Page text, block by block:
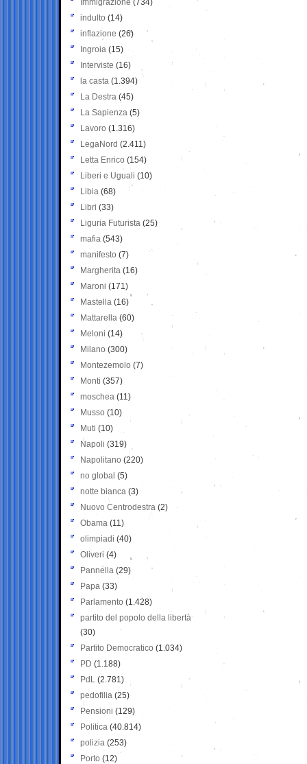
Immigrazione (734)
indulto (14)
inflazione (26)
Ingroia (15)
Interviste (16)
la casta (1.394)
La Destra (45)
La Sapienza (5)
Lavoro (1.316)
LegaNord (2.411)
Letta Enrico (154)
Liberi e Uguali (10)
Libia (68)
Libri (33)
Liguria Futurista (25)
mafia (543)
manifesto (7)
Margherita (16)
Maroni (171)
Mastella (16)
Mattarella (60)
Meloni (14)
Milano (300)
Montezemolo (7)
Monti (357)
moschea (11)
Musso (10)
Muti (10)
Napoli (319)
Napolitano (220)
no global (5)
notte bianca (3)
Nuovo Centrodestra (2)
Obama (11)
olimpiadi (40)
Oliveri (4)
Pannella (29)
Papa (33)
Parlamento (1.428)
partito del popolo della libertà
(30)
Partito Democratico (1.034)
PD (1.188)
PdL (2.781)
pedofilia (25)
Pensioni (129)
Politica (40.814)
polizia (253)
Porto (12)